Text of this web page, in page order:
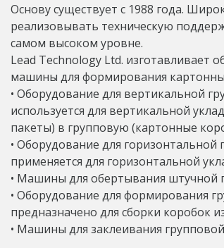
Основу существует с 1988 года.
реализовывать техническую
самом высоком уровне.
Lead Technology Ltd. изготавливает
машины для формирования
• Оборудование для вертикальной
используется для вертикальной
пакеты) в групповую (картонные
• Оборудование для
применяется для горизонтальной
• Машины для обертывания штучной
• Оборудование для формирования
предназначено для сборки коробок
• Машины для заклеивания